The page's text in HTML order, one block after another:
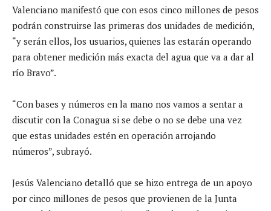
Valenciano manifestó que con esos cinco millones de pesos
podrán construirse las primeras dos unidades de medición,
“y serán ellos, los usuarios, quienes las estarán operando
para obtener medición más exacta del agua que va a dar al
río Bravo”.
“Con bases y números en la mano nos vamos a sentar a
discutir con la Conagua si se debe o no se debe una vez
que estas unidades estén en operación arrojando
números”, subrayó.
Jesús Valenciano detalló que se hizo entrega de un apoyo
por cinco millones de pesos que provienen de la Junta